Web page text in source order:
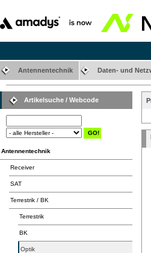
Antennentechnik Daten- und
Artikelsuche / Webcode
Antennentechnik
Receiver
SAT
Terrestrik / BK
Terrestrik
BK
Optik